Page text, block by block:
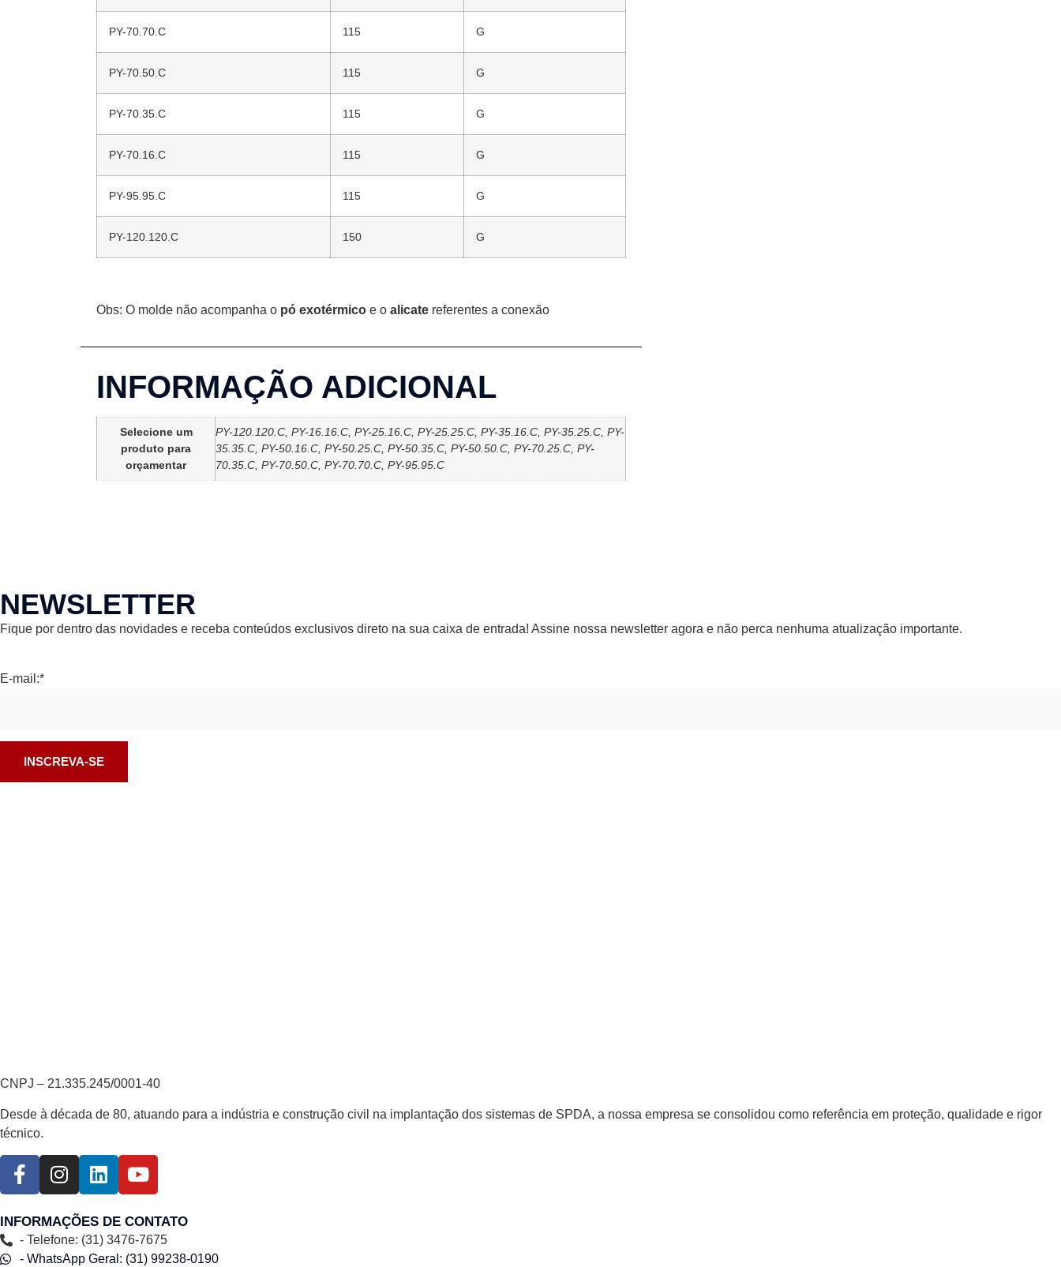
PY-70.70.C 115 G
PY-70.50.C 115 G
PY-70.35.C 115 G
PY-70.16.C 115 G
PY-95.95.C 115 G
PY-120.120.C 150 G
Obs: O molde não acompanha o pó exotérmico e o alicate referentes a conexão
INFORMAÇÃO ADICIONAL
Selecione um
produto para
orçamentar
PY-120.120.C, PY-16.16.C, PY-25.16.C, PY-25.25.C, PY-35.16.C, PY-35.25.C, PY-
35.35.C, PY-50.16.C, PY-50.25.C, PY-50.35.C, PY-50.50.C, PY-70.25.C, PY-
70.35.C, PY-70.50.C, PY-70.70.C, PY-95.95.C
NEWSLETTER
Fique por dentro das novidades e receba conteúdos exclusivos direto na sua caixa de entrada! Assine nossa newsletter agora e não perca nenhuma atualização importante.
E-mail:*
CNPJ – 21.335.245/0001-40
Desde à década de 80, atuando para a indústria e construção civil na implantação dos sistemas de SPDA, a nossa empresa se consolidou como referência em proteção, qualidade e rigor
técnico.
INFORMAÇÕES DE CONTATO
- Telefone: (31) 3476-7675
- WhatsApp Geral: (31) 99238-0190